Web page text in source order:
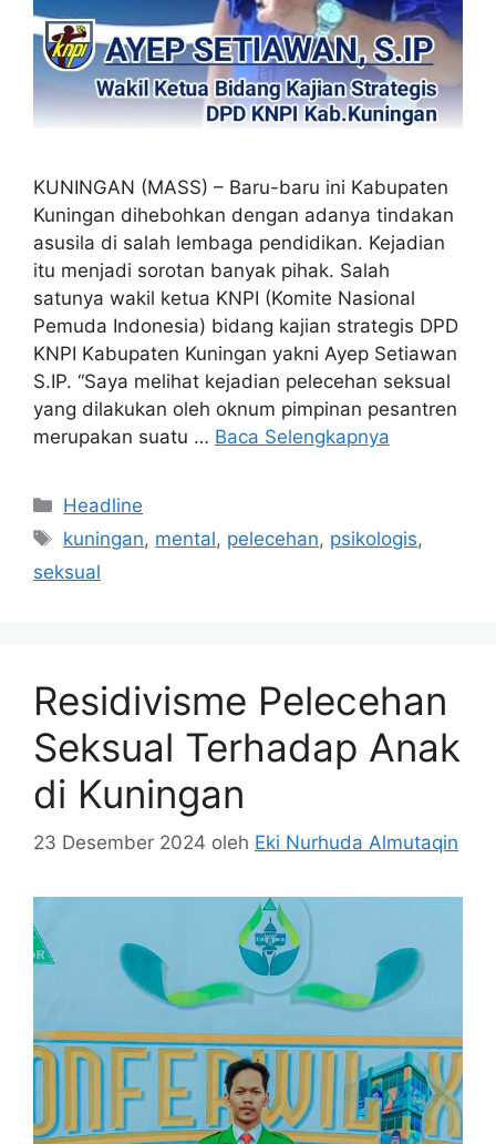
KUNINGAN (MASS) – Baru-baru ini Kabupaten
Kuningan dihebohkan dengan adanya tindakan
asusila di salah lembaga pendidikan. Kejadian
itu menjadi sorotan banyak pihak. Salah
satunya wakil ketua KNPI (Komite Nasional
Pemuda Indonesia) bidang kajian strategis DPD
KNPI Kabupaten Kuningan yakni Ayep Setiawan
S.IP. “Saya melihat kejadian pelecehan seksual
yang dilakukan oleh oknum pimpinan pesantren
merupakan suatu … Baca Selengkapnya
Kategori
Headline
Tag
kuningan, mental, pelecehan, psikologis,
seksual
Residivisme Pelecehan
Seksual Terhadap Anak
di Kuningan
23 Desember 2024 oleh Eki Nurhuda Almutaqin